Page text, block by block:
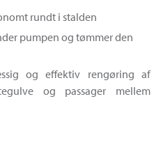
rundt i stalden
pumpen og tømmer den
og effektiv rengøring af
og passager mellem